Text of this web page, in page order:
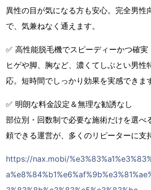
異性の目が気になる方も安心。完全男性
で、気兼ねなく通えます。
✅ 高性能脱毛機でスピーディーかつ確実
ヒゲや脚、胸など、濃くてしぶとい男性
応。短時間でしっかり効果を実感できま
✅ 明朗な料金設定＆無理な勧誘なし
部位別・回数制で必要な施術だけを選べ
頼できる運営が、多くのリピーターに支
https://nax.mobi/